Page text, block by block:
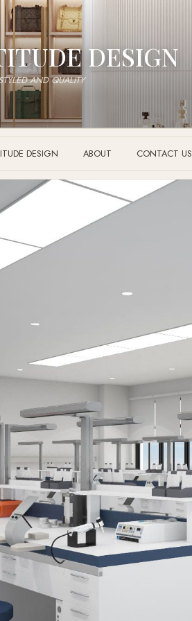
DESIGN
AND QUALITY
DESIGN ABOUT CONTACT US